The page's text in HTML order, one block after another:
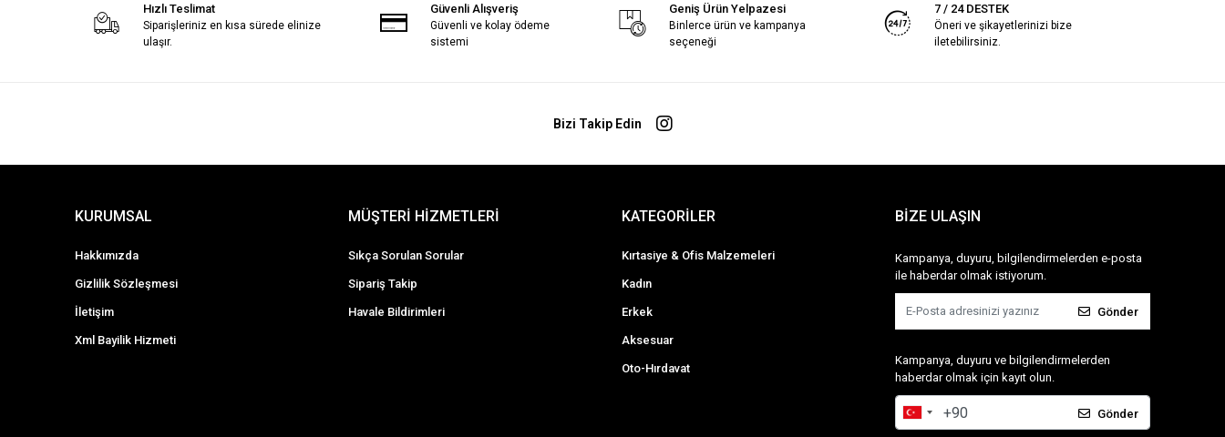
Hızlı Teslimat
Siparişleriniz en kısa sürede elinize
ulaşır.
Güvenli Alışveriş
Güvenli ve kolay ödeme
sistemi
Geniş Ürün Yelpazesi
Binlerce ürün ve kampanya
seçeneği
7 / 24 DESTEK
Öneri ve şikayetlerinizi bize
iletebilirsiniz.
Bizi Takip Edin
KURUMSAL
Hakkımızda
Gizlilik Sözleşmesi
İletişim
Xml Bayilik Hizmeti
MÜŞTERİ HİZMETLERİ
Sıkça Sorulan Sorular
Sipariş Takip
Havale Bildirimleri
KATEGORİLER
Kırtasiye & Ofis Malzemeleri
Kadın
Erkek
Aksesuar
Oto-Hırdavat
BİZE ULAŞIN
Kampanya, duyuru, bilgilendirmelerden e-posta
ile haberdar olmak istiyorum.
Gönder
Kampanya, duyuru ve bilgilendirmelerden
haberdar olmak için kayıt olun.
Gönder